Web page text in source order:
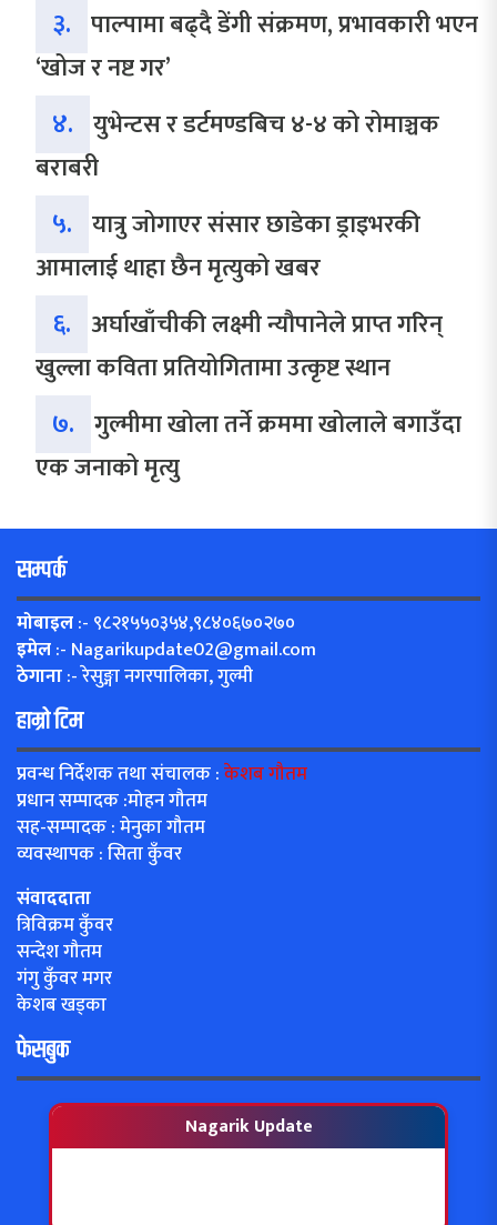
३. पाल्पामा बढ्दै डेंगी संक्रमण, प्रभावकारी भएन
‘खोज र नष्ट गर’
४. युभेन्टस र डर्टमण्डबिच ४-४ को रोमाञ्चक
बराबरी
५. यात्रु जोगाएर संसार छाडेका ड्राइभरकी
आमालाई थाहा छैन मृत्युको खबर
६. अर्घाखाँचीकी लक्ष्मी न्यौपानेले प्राप्त गरिन्
खुल्ला कविता प्रतियोगितामा उत्कृष्ट स्थान
७. गुल्मीमा खोला तर्ने क्रममा खोलाले बगाउँदा
एक जनाको मृत्यु
सम्पर्क
मोबाइल:- ९८२१५५०३५४,९८४०६७०२७०
इमेल:- Nagarikupdate02@gmail.com
ठेगाना:- रेसुङ्गा नगरपालिका, गुल्मी
हाम्रो टिम
प्रवन्ध निर्देशक तथा संचालक :केशब गौतम
प्रधान सम्पादक :मोहन गौतम
सह-सम्पादक : मेनुका गौतम
व्यवस्थापक : सिता कुँवर
संवाददाता
त्रिविक्रम कुँवर
सन्देश गौतम
गंगु कुँवर मगर
केशब खड्का
फेसबुक
Nagarik Update